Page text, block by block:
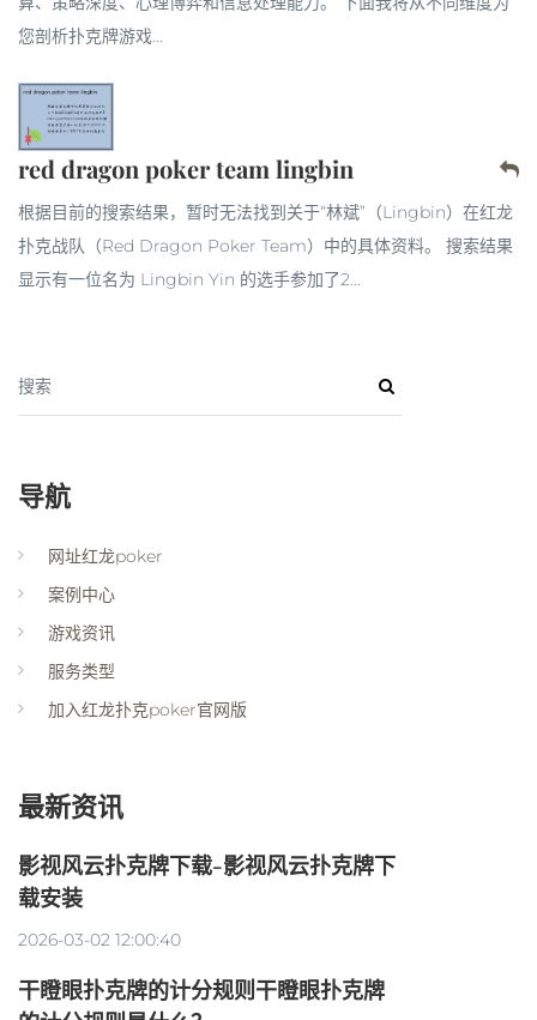
您剖析扑克牌游戏...
red dragon poker team lingbin
根据目前的搜索结果，暂时无法找到关于“林斌”（Lingbin）在红龙
扑克战队（Red Dragon Poker Team）中的具体资料。 搜索结果
显示有一位名为 Lingbin Yin 的选手参加了2...
搜索
导航
网址红龙poker
案例中心
游戏资讯
服务类型
加入红龙扑克poker官网版
最新资讯
影视风云扑克牌下载-影视风云扑克牌下
载安装
2026-03-02 12:00:40
干瞪眼扑克牌的计分规则干瞪眼扑克牌